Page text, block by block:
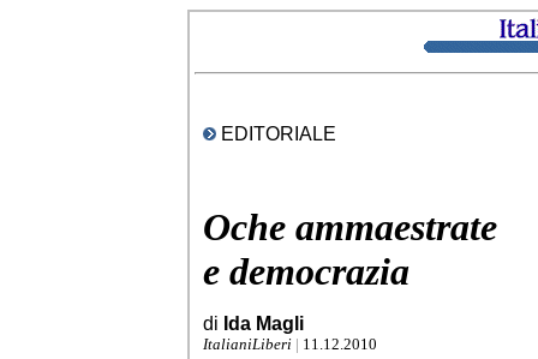
EDITORIALE
Oche ammaestrate
e democrazia
di Ida Magli
ItalianiLiberi | 11.12.2010